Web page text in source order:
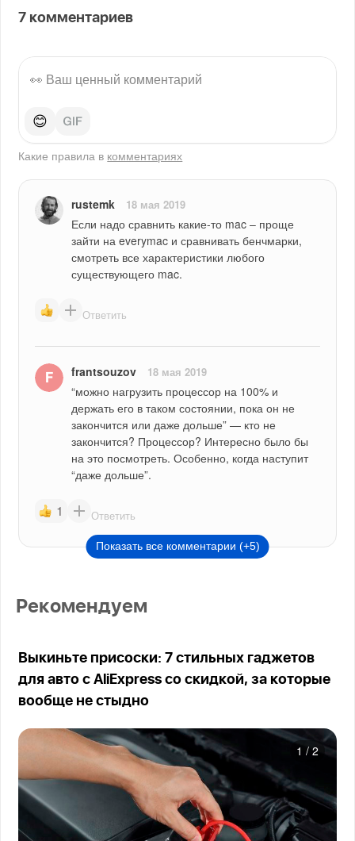
7 комментариев
😊
Какие правила в комментариях
rustemk 18 мая 2019
Если надо сравнить какие-то mac – проще
зайти на everymac и сравнивать бенчмарки,
смотреть все характеристики любого
существующего mac.
Ответить
frantsouzov 18 мая 2019
“можно нагрузить процессор на 100% и
держать его в таком состоянии, пока он не
закончится или даже дольше” — кто не
закончится? Процессор? Интересно было бы
на это посмотреть. Особенно, когда наступит
“даже дольше”.
1 Ответить
Показать все комментарии (+5)
Рекомендуем
Выкиньте присоски: 7 стильных гаджетов
для авто с AliExpress со скидкой, за которые
вообще не стыдно
1 / 2